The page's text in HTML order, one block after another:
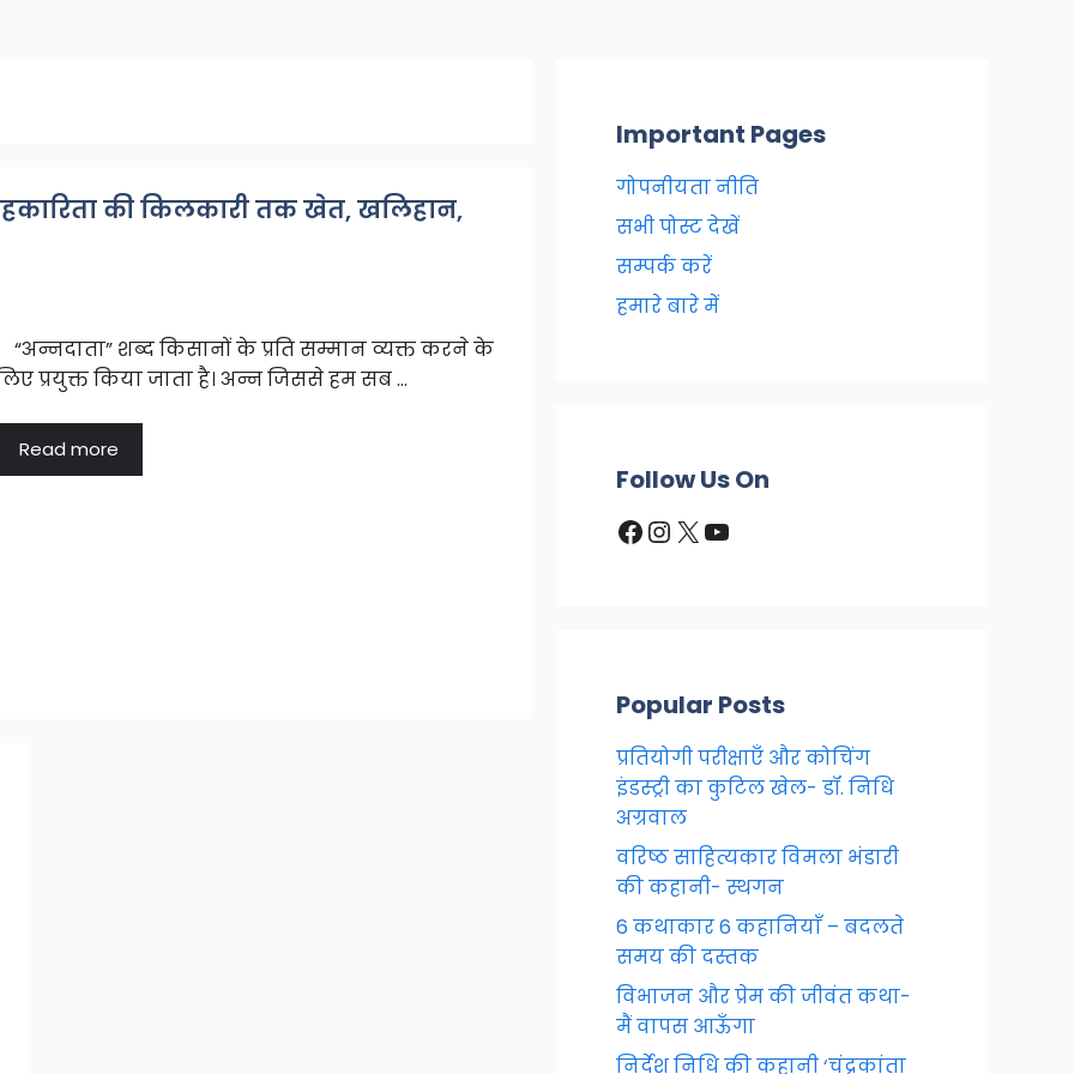
की किलकारी तक खेत, खलिहान,
“अन्नदाता” शब्द किसानों के प्रति सम्मान व्यक्त करने के
प्रयुक्त किया जाता है। अन्न जिससे हम सब …
Read more
Important Pages
गोपनीयता नीति
सभी पोस्ट देखें
सम्पर्क करें
हमारे बारे में
Follow Us On
Facebook
Instagram
X YouTube
Popular Posts
प्रतियोगी परीक्षाएँ और कोचिंग
इंडस्ट्री का कुटिल खेल- डॉ. निधि
अग्रवाल
वरिष्ठ साहित्यकार विमला भंडारी
की कहानी- स्थगन
6 कथाकार 6 कहानियाँ – बदलते
समय की दस्तक
विभाजन और प्रेम की जीवंत कथा-
मैं वापस आऊँगा
निर्देश निधि की कहानी ‘चंद्रकांता